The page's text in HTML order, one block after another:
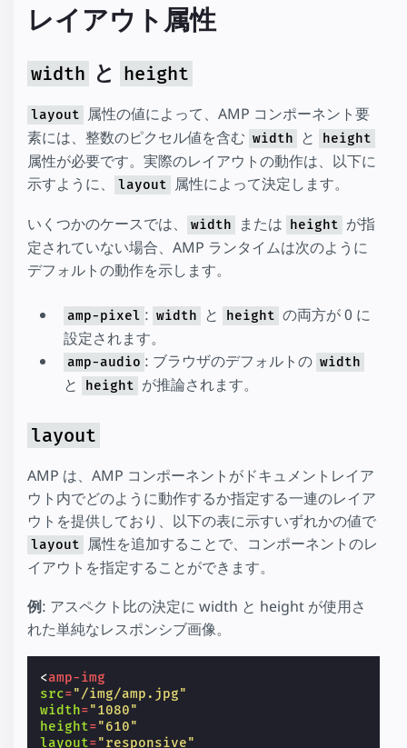
レイアウト属性
width と height
layout
属性の値によって、AMP コンポーネント要
素には、整数のピクセル値を含む width と height
属性が必要です。実際のレイアウトの動作は、以下に
示すように、
layout
属性によって決定します。
いくつかのケースでは、
width または height が指
定されていない場合、AMP ランタイムは次のように
デフォルトの動作を示します。
amp-pixel : width と height の両方が 0 に
設定されます。
amp-audio : ブラウザのデフォルトの width
と height が推論されます。
layout
AMP は、AMP コンポーネントがドキュメントレイア
ウト内でどのように動作するか指定する一連のレイア
ウトを提供しており、以下の表に示すいずれかの値で
layout
属性を追加することで、コンポーネントのレ
イアウトを指定することができます。
例: アスペクト比の決定に width と height が使用さ
れた単純なレスポンシブ画像。
<amp-img
src="/img/amp.jpg"
width="1080"
height="610"
layout="responsive"